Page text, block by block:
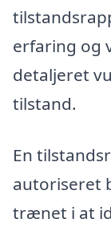
erfaring og
detaljeret
tilstand.
En
autoriseret
trænet i at